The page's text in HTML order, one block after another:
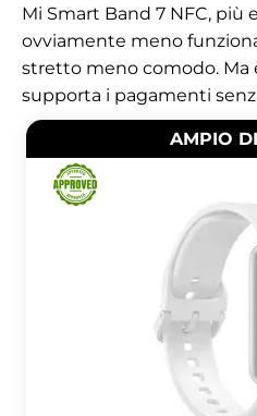
Mi Smart Band 7 NFC, più
ovviamente meno
stretto meno comodo. Ma
supporta i pagamenti
AMPIO